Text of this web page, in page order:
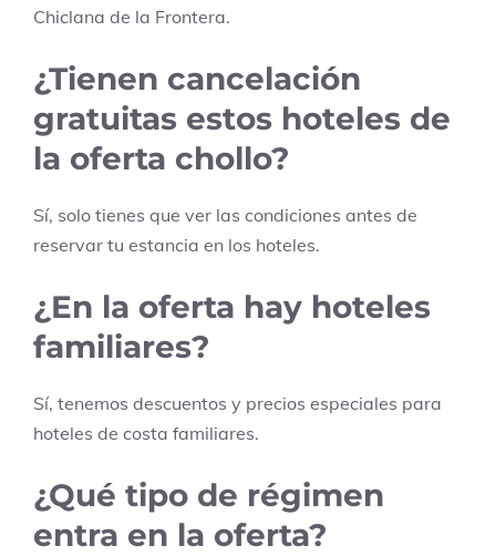
Chiclana de la Frontera.
¿Tienen cancelación
gratuitas estos hoteles de
la oferta chollo?
Sí, solo tienes que ver las condiciones antes de
reservar tu estancia en los hoteles.
¿En la oferta hay hoteles
familiares?
Sí, tenemos descuentos y precios especiales para
hoteles de costa familiares.
¿Qué tipo de régimen
entra en la oferta?